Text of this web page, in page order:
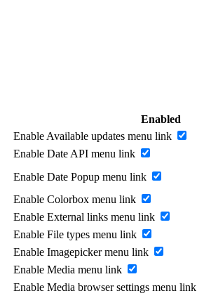
Enabled
Enable Available updates menu link
Enable Date API menu link
Enable Date Popup menu link
Enable Colorbox menu link
Enable External links menu link
Enable File types menu link
Enable Imagepicker menu link
Enable Media menu link
Enable Media browser settings menu link